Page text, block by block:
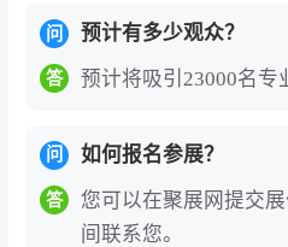
问 预计有多少观众？
答 预计将吸引23000名专
问 如何报名参展？
答
您可以在聚展网提交
间联系您。